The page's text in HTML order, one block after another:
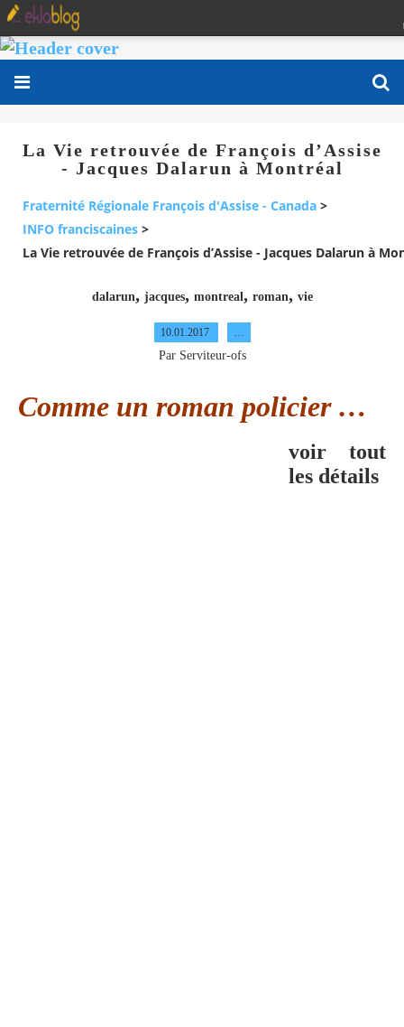
La Vie retrouvée de François d’Assise
- Jacques Dalarun à Montréal
Fraternité Régionale François d'Assise - Canada >
INFO franciscaines >
La Vie retrouvée de François d’Assise - Jacques Dalarun à
dalarun, jacques, montreal , roman, vie
10.01.2017
Par Serviteur-ofs
Comme un roman policier …
voir tout
les détails